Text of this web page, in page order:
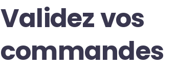
Validez vos
commandes